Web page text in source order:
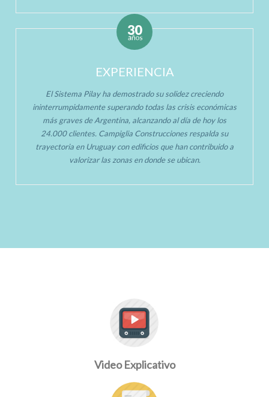
EXPERIENCIA
El Sistema Pilay ha demostrado su solidez creciendo
ininterrumpidamente superando todas las crisis económicas
más graves de Argentina, alcanzando al día de hoy los
24.000 clientes. Campiglia Construcciones respalda su
trayectoria en Uruguay con edificios que han contribuido a
valorizar las zonas en donde se ubican.
Video Explicativo